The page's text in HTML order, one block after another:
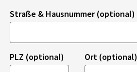
Straße & Hausnummer (optional)
PLZ (optional) Ort (optional)